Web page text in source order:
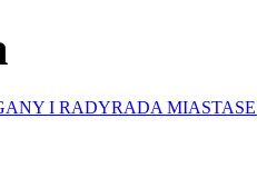
I RADYRADA MIASTA